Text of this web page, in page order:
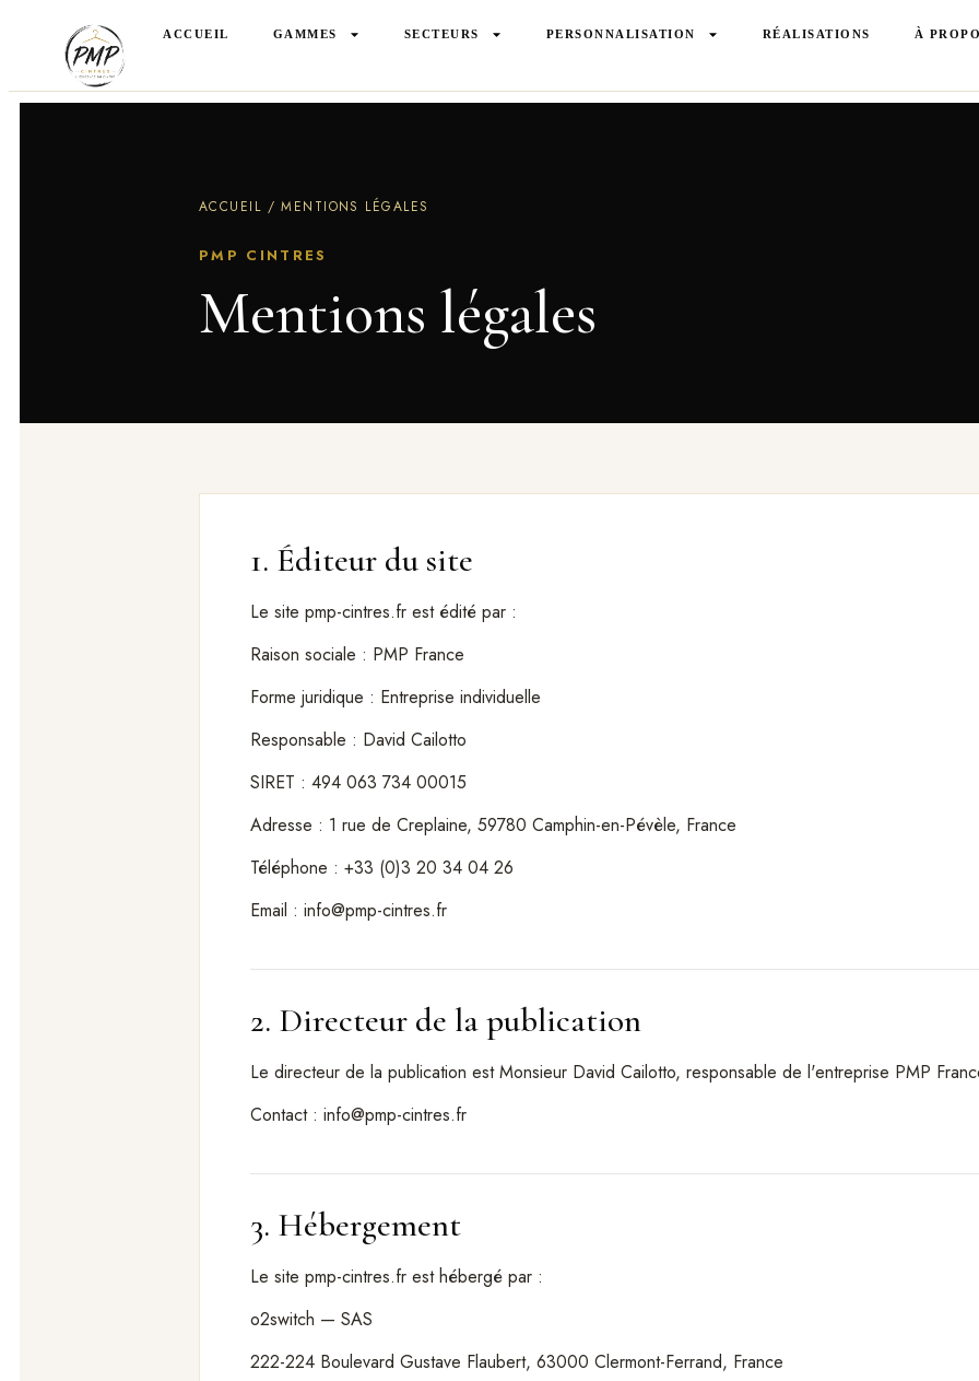
ACCUEIL GAMMES SECTEURS PERSONNALISATION RÉALISATIONS À
ACCUEIL / MENTIONS LÉGALES
PMP CINTRES
Mentions légales
1. Éditeur du site
Le site pmp-cintres.fr est édité par :
Raison sociale : PMP France
Forme juridique : Entreprise individuelle
Responsable : David Cailotto
SIRET : 494 063 734 00015
Adresse : 1 rue de Creplaine, 59780 Camphin-en-Pévèle, France
Téléphone : +33 (0)3 20 34 04 26
Email : info@pmp-cintres.fr
2. Directeur de la publication
Le directeur de la publication est Monsieur David Cailotto, responsable de l'entreprise PMP
Contact : info@pmp-cintres.fr
3. Hébergement
Le site pmp-cintres.fr est hébergé par :
o2switch — SAS
222-224 Boulevard Gustave Flaubert, 63000 Clermont-Ferrand, France